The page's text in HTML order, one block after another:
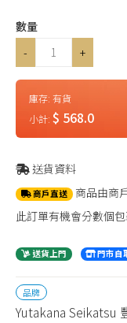
數量
-
+
庫存: 有貨
小計: $ 568.0
送貨資料
商戶直送 商品由商
此訂單有機會分數個
送貨上門 門市自
品牌
Yutakana Seikatsu